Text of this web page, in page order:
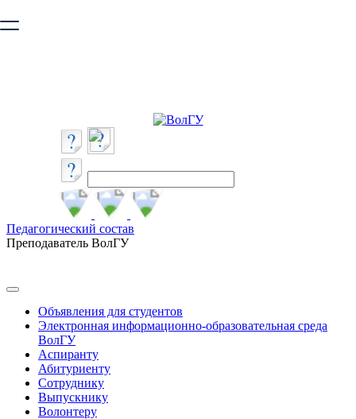
безопасную работу с сайтом. Пожалуйста
Педагогический состав
Преподаватель ВолГУ
Объявления для студентов
Электронная информационно-образовательная среда
ВолГУ
Аспиранту
Абитуриенту
Сотруднику
Выпускнику
Волонтеру